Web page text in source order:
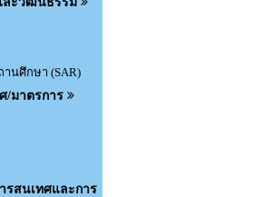
านศึกษา (SAR)
/มาตรการ
รสนเทศและการ